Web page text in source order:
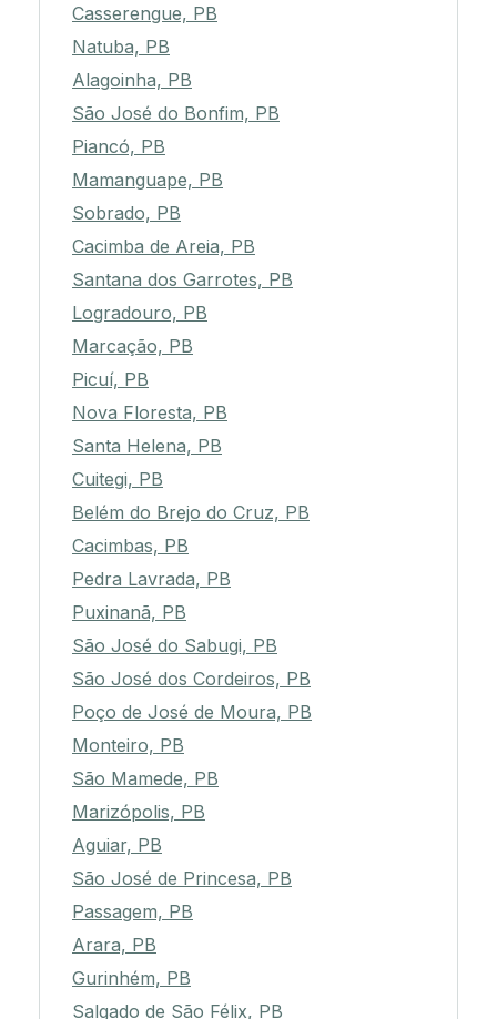
Casserengue, PB
Natuba, PB
Alagoinha, PB
São José do Bonfim, PB
Piancó, PB
Mamanguape, PB
Sobrado, PB
Cacimba de Areia, PB
Santana dos Garrotes, PB
Logradouro, PB
Marcação, PB
Picuí, PB
Nova Floresta, PB
Santa Helena, PB
Cuitegi, PB
Belém do Brejo do Cruz, PB
Cacimbas, PB
Pedra Lavrada, PB
Puxinanã, PB
São José do Sabugi, PB
São José dos Cordeiros, PB
Poço de José de Moura, PB
Monteiro, PB
São Mamede, PB
Marizópolis, PB
Aguiar, PB
São José de Princesa, PB
Passagem, PB
Arara, PB
Gurinhém, PB
Salgado de São Félix, PB